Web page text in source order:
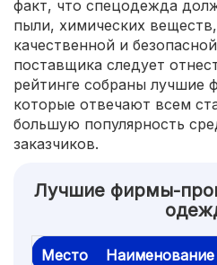
факт, что спецодежда
пыли, химических
качественной и
поставщика следует
рейтинге собраны лучшие
которые отвечают всем
большую популярность
заказчиков.
Лучшие фирмы-
Место Наименование